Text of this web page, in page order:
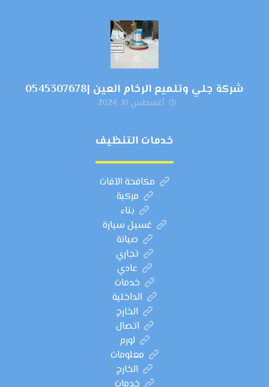
شركة جلي وتلميع الرخام العين |0545307678
أغسطس 10, 2024
خدمات التنظيف
مكافحة الآفات
مركبة
بناء
غسيل سيارة
صيانة
تجاري
عادي
خدمات
الداخلية
الخارج
اتصال
لورم
معلومات
الخارج